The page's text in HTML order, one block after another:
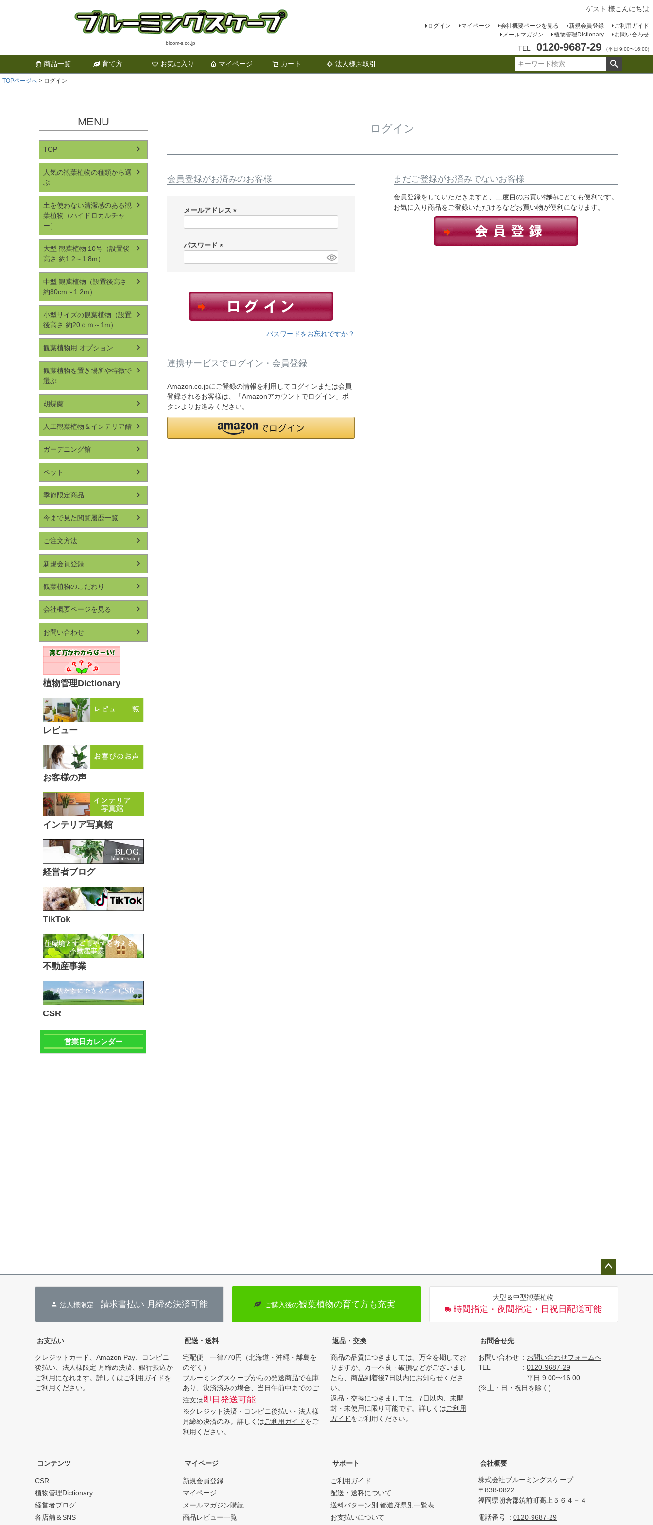
bloom-s.co.jp
ゲスト 様こんにちは
ログイン マイページ 会社概要ページを見る 新規会員登録
ご利用ガイド
メールマガジン
植物管理Dictionary お問い合わせ
TEL 0120-9687-29 （平日 9:00〜16:00)
商品一覧 育て方 お気に入り マイページ カート 法人様お取引
検索
TOPページへ ログイン
MENU
TOP
人気の観葉植物の種類から選
ぶ
土を使わない清潔感のある観
葉植物（ハイドロカルチャ
ー）
大型 観葉植物 10号（設置後
高さ 約1.2～1.8m）
中型 観葉植物（設置後高さ
約80cm～1.2m）
小型サイズの観葉植物（設置
後高さ 約20ｃｍ～1m）
観葉植物用 オプション
観葉植物を置き場所や特徴で
選ぶ
胡蝶蘭
人工観葉植物＆インテリア館
ガーデニング館
ペット
季節限定商品
今まで見た閲覧履歴一覧
ご注文方法
新規会員登録
観葉植物のこだわり
会社概要ページを見る
お問い合わせ
植物管理Dictionary
レビュー
お客様の声
インテリア写真館
経営者ブログ
TikTok
不動産事業
CSR
営業日カレンダー
ログイン
会員登録がお済みのお客様
メールアドレス
)
パスワード
パスワードをお忘れですか？
連携サービスでログイン・会員登録
Amazon.co.jpにご登録の情報を利用してログインまたは会員
登録されるお客様は、「Amazonアカウントでログイン」ボ
タンよりお進みください。
まだご登録がお済みでないお客様
会員登録をしていただきますと、二度目のお買い物時にとても便利です。
お気に入り商品をご登録いただけるなどお買い物が便利になります。
へ
法人様限定請求書払い 月締め決済可能 ご購入後の観葉植物の育て方も充実
大型＆中型観葉植物
時間指定・夜間指定・日祝日配送可能
お支払い
クレジットカード、Amazon Pay、コンビニ
後払い、法人様限定 月締め決済、銀行振込が
ご利用になれます。詳しくはご利用ガイドを
ご利用ください。
配送・送料
宅配便 一律770円（北海道・沖縄・離島を
のぞく）
ブルーミングスケープからの発送商品で在庫
あり、決済済みの場合、当日午前中までのご
注文は即日発送可能
※クレジット決済・コンビニ後払い・法人様
月締め決済のみ。詳しくはご利用ガイドをご
利用ください。
返品・交換
商品の品質につきましては、万全を期してお
りますが、万一不良・破損などがございまし
たら、商品到着後7日以内にお知らせくださ
い。
返品・交換につきましては、7日以内、未開
封・未使用に限り可能です。詳しくはご利用
ガイドをご利用ください。
お問合せ先
お問い合わせ
お問い合わせフォームへ
TEL
0120-9687-29
平日 9:00〜16:00
(※土・日・祝日を除く)
コンテンツ
CSR
植物管理Dictionary
経営者ブログ
各店舗＆SNS
マイページ
新規会員登録
マイページ
メールマガジン購読
商品レビュー一覧
サポート
ご利用ガイド
配送・送料について
送料パターン別 都道府県別一覧表
お支払いについて
会社概要
株式会社ブルーミングスケープ
838-0822
福岡県朝倉郡筑前町高上５６４－４
電話番号
0120-9687-29